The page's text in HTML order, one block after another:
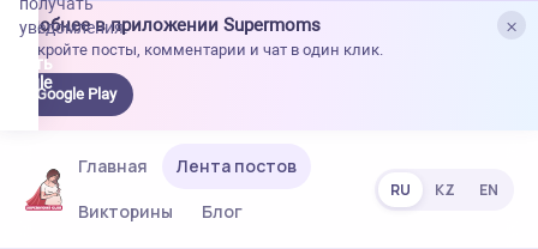
×
Удобнее в приложении Supermoms
Откройте посты, комментарии и чат в один клик.
Google Play
уведомления.
Главная
Лента постов
Викторины
Блог
RU KZ EN